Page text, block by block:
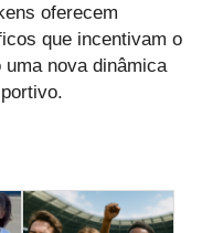
oferecem
que incentivam o
nova dinâmica